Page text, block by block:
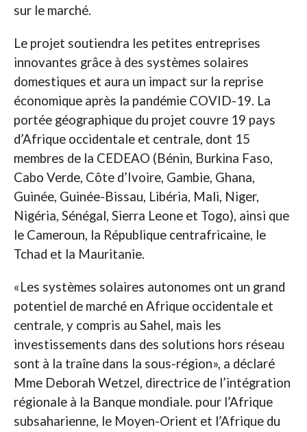
sur le marché.
Le projet soutiendra les petites entreprises
innovantes grâce à des systèmes solaires
domestiques et aura un impact sur la reprise
économique après la pandémie COVID-19. La
portée géographique du projet couvre 19 pays
d’Afrique occidentale et centrale, dont 15
membres de la CEDEAO (Bénin, Burkina Faso,
Cabo Verde, Côte d’Ivoire, Gambie, Ghana,
Guinée, Guinée-Bissau, Libéria, Mali, Niger,
Nigéria, Sénégal, Sierra Leone et Togo), ainsi que
le Cameroun, la République centrafricaine, le
Tchad et la Mauritanie.
«Les systèmes solaires autonomes ont un grand
potentiel de marché en Afrique occidentale et
centrale, y compris au Sahel, mais les
investissements dans des solutions hors réseau
sont à la traîne dans la sous-région», a déclaré
Mme Deborah Wetzel, directrice de l’intégration
régionale à la Banque mondiale. pour l’Afrique
subsaharienne, le Moyen-Orient et l’Afrique du